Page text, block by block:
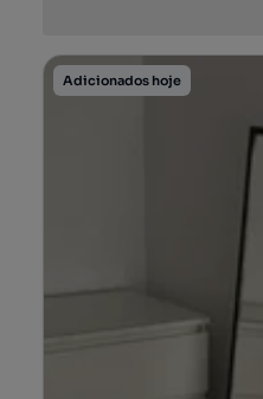
Adicionados hoje